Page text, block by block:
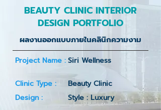
BEAUTY CLINIC INTERIOR
DESIGN PORTFOLIO
ผลงานออกแบบภายในคลินิกความงาม
Project Name :Siri Wellness
Clinic Type :
Beauty Clinic
Design :
Style : Luxury